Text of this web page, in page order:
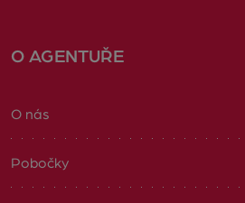
O AGENTUŘE
O nás
Pobočky